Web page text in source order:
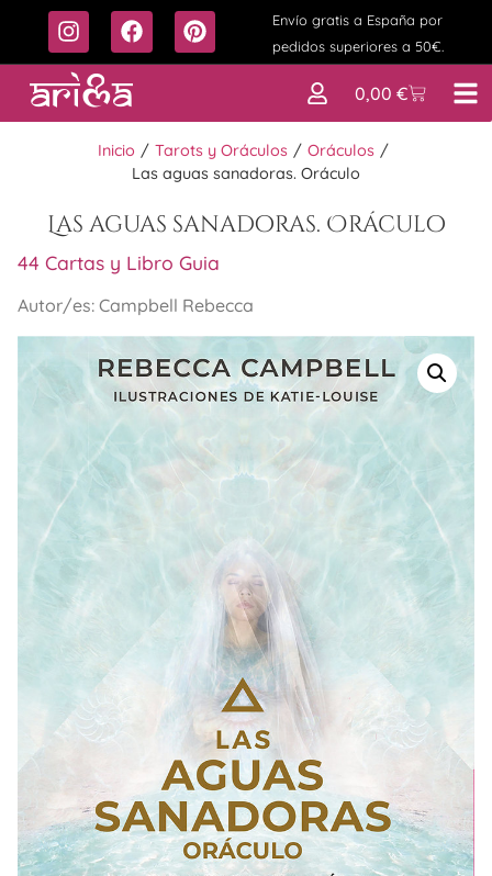
Envío gratis a España por
pedidos superiores a 50€.
0,00 €
Inicio / Tarots y Oráculos / Oráculos /
Las aguas sanadoras. Oráculo
Las aguas sanadoras. Oráculo
44 Cartas y Libro Guia
Autor/es: Campbell Rebecca